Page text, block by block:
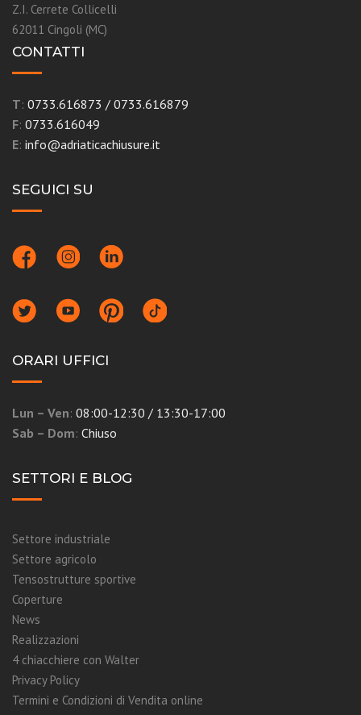
Z.I. Cerrete Collicelli
62011 Cingoli (MC)
CONTATTI
T: 0733.616873 / 0733.616879
F: 0733.616049
E: info@adriaticachiusure.it
SEGUICI SU
ORARI UFFICI
Lun – Ven: 08:00-12:30 / 13:30-17:00
Sab – Dom: Chiuso
SETTORI E BLOG
Settore industriale
Settore agricolo
Tensostrutture sportive
Coperture
News
Realizzazioni
4 chiacchiere con Walter
Privacy Policy
Termini e Condizioni di Vendita online